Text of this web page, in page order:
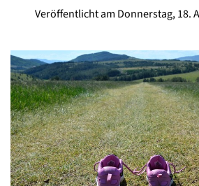
Veröffentlicht am Donnerstag, 18.